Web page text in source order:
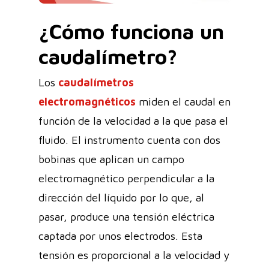
¿Cómo funciona un
caudalímetro?
Los caudalímetros
electromagnéticos miden el caudal en
función de la velocidad a la que pasa el
fluido. El instrumento cuenta con dos
bobinas que aplican un campo
electromagnético perpendicular a la
dirección del líquido por lo que, al
pasar, produce una tensión eléctrica
captada por unos electrodos. Esta
tensión es proporcional a la velocidad y